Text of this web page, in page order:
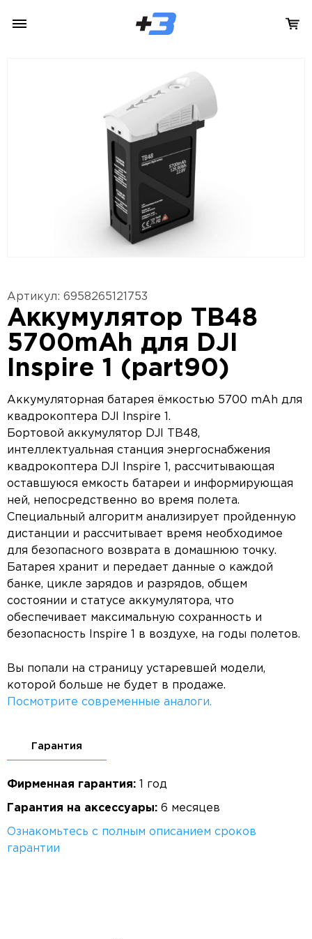
Артикул: 6958265121753
Аккумулятор TB48
5700mAh для DJI
Inspire 1 (part90)
Аккумуляторная батарея ёмкостью 5700 mAh для
квадрокоптера DJI Inspire 1.
Бортовой аккумулятор DJI TB48,
интеллектуальная станция энергоснабжения
квадрокоптера DJI Inspire 1, рассчитывающая
оставшуюся емкость батареи и информирующая
ней, непосредственно во время полета.
Специальный алгоритм анализирует пройденную
дистанции и рассчитывает время необходимое
для безопасного возврата в домашнюю точку.
Батарея хранит и передает данные о каждой
банке, цикле зарядов и разрядов, общем
состоянии и статусе аккумулятора, что
обеспечивает максимальную сохранность и
безопасность Inspire 1 в воздухе, на годы полетов.
Вы попали на страницу устаревшей модели,
которой больше не будет в продаже.
Посмотрите современные аналоги.
Гарантия
Фирменная гарантия: 1 год
Гарантия на аксессуары: 6 месяцев
Ознакомьтесь с полным описанием сроков
гарантии